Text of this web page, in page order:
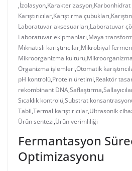
,İzolasyon,Karakterizasyon,Karbonhidrat
Karıştırıcılar,Karıştırma çubukları,
Laboratuvar aksesuarları,Laboratuvar
Laboratuvar ekipmanları,Maya
Mıknatıslı karıştırıcılar,Mikrobiyal
Mikroorganizma kültürü,
Organizma işlemleri,Otomatik
pH kontrolü,Protein üretimi,Reaktör
rekombinant DNA,Saflaştırma,
Sıcaklık kontrolü,Substrat
Tabii,Termal karıştırıcılar,Ultrasonik
Ürün sentezi,Ürün verimliliği
Fermantasyon
Optimizasyonu